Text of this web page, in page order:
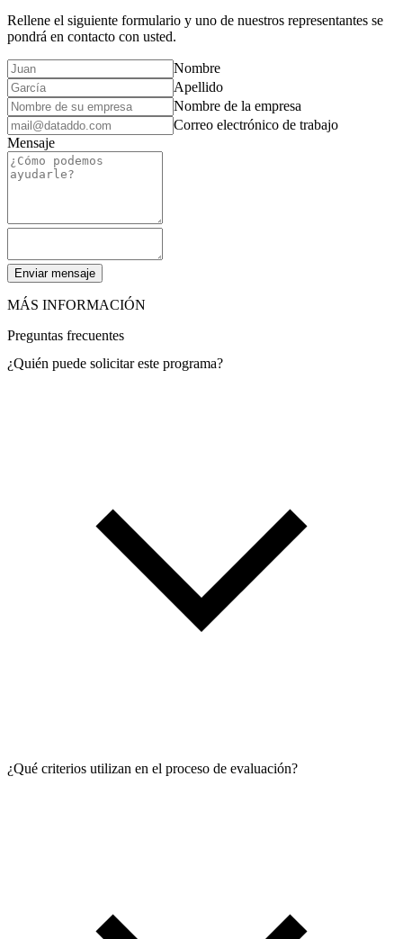
Rellene el siguiente formulario y uno de nuestros representantes se
pondrá en contacto con usted.
Nombre
Apellido
Nombre de la empresa
Correo electrónico de trabajo
Mensaje
Enviar mensaje
MÁS INFORMACIÓN
Preguntas frecuentes
¿Quién puede solicitar este programa?
¿Qué criterios utilizan en el proceso de evaluación?